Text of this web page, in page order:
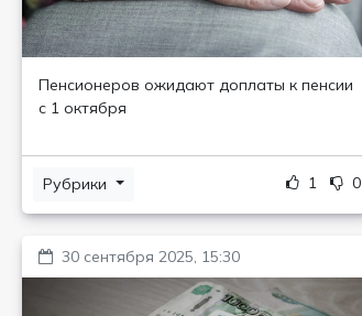
Пенсионеров ожидают доплаты к пенсии
с 1 октября
Рубрики 1 0
30 сентября 2025, 15:30